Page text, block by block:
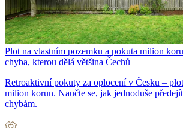
Plot na vlastním pozemku a pokuta milion
chyba, kterou dělá většina Čechů
Retroaktivní pokuty za oplocení v Česku –
milion korun. Naučte se, jak jednoduše
chybám.